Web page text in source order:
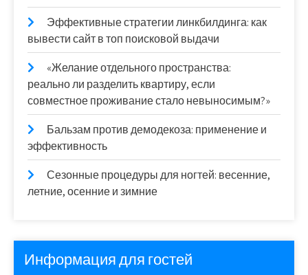
Эффективные стратегии линкбилдинга: как
вывести сайт в топ поисковой выдачи
«Желание отдельного пространства:
реально ли разделить квартиру, если
совместное проживание стало невыносимым?»
Бальзам против демодекоза: применение и
эффективность
Сезонные процедуры для ногтей: весенние,
летние, осенние и зимние
Информация для гостей